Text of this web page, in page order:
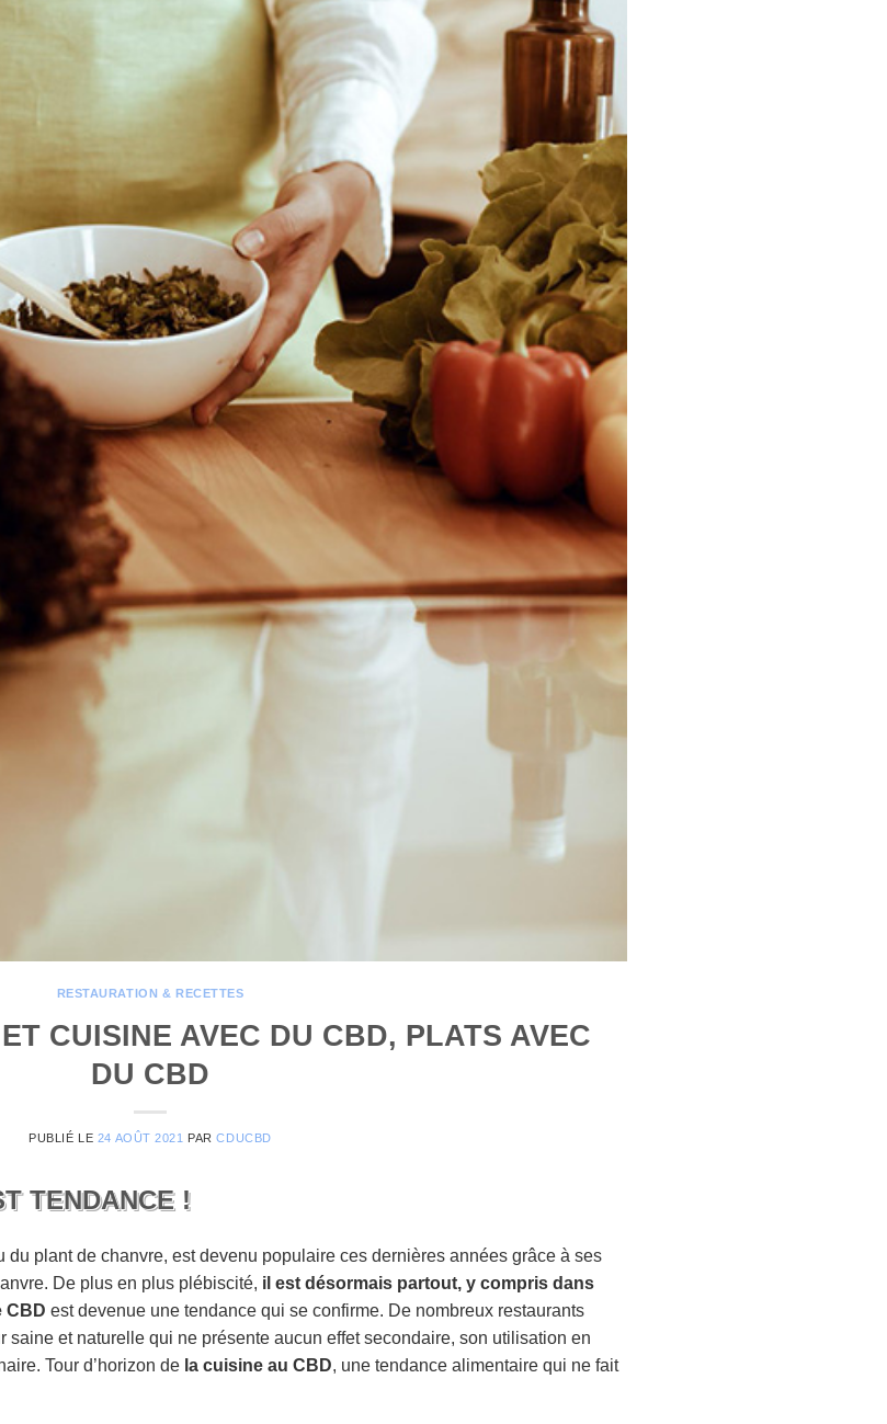
RESTAURATION & RECETTES
CUISINE AVEC DU CBD, PLATS AVEC
DU CBD
PUBLIÉ LE 24 AOÛT 2021 PARCDUCBD
TENDANCE !
du plant de chanvre, est devenu populaire ces dernières années grâce à ses
De plus en plus plébiscité, il est désormais partout, y compris dans
CBD est devenue une tendance qui se confirme. De nombreux restaurants
saine et naturelle qui ne présente aucun effet secondaire, son utilisation en
Tour d’horizon de la cuisine au CBD, une tendance alimentaire qui ne fait